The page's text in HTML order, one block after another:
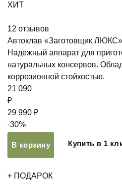
ХИТ
12 отзывов
Автоклав «Заготовщик ЛЮКС»
Надежный аппарат для
натуральных консервов.
коррозионной стойкостью.
21 090
₽
29 990 ₽
-30%
В корзину Купить в 1
+ ПОДАРОК